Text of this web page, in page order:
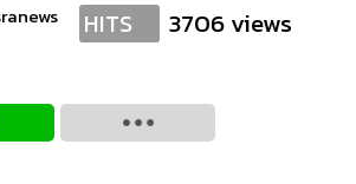
HITS 3706 views